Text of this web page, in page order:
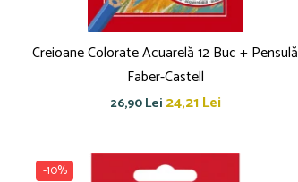
Tempera și Guașe
Creioane Colorate Acuarelă 12 Buc + Pensulă
Faber-Castell
26,90 Lei24,21 Lei
-10%